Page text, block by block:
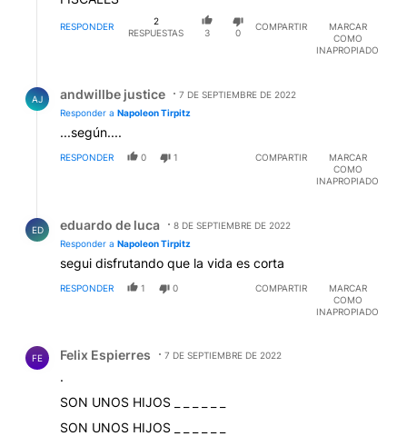
RESPONDER
2
RESPUESTAS
3 0
COMPARTIR
MARCAR
COMO
INAPROPIADO
AJ andwillbe justice
7 DE SEPTIEMBRE DE 2022
Responder a Napoleon Tirpitz
...según....
RESPONDER 0 1 COMPARTIR
MARCAR
COMO
INAPROPIADO
ED eduardo de luca
8 DE SEPTIEMBRE DE 2022
Responder a Napoleon Tirpitz
segui disfrutando que la vida es corta
RESPONDER 1 0 COMPARTIR
MARCAR
COMO
INAPROPIADO
FE Felix Espierres 7 DE SEPTIEMBRE DE 2022
.
SON UNOS HIJOS _ _ _ _ _ _
SON UNOS HIJOS _ _ _ _ _ _